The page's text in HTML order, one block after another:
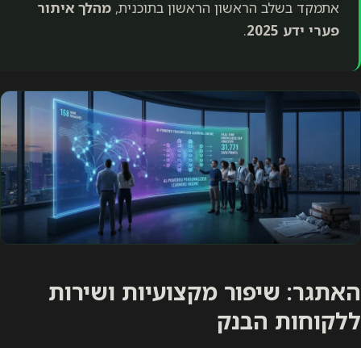
אתמקד בשלב הראשון הראשון בתוכנית, מהלך איתור
פערי ידע 2025
.
האתגר: שיפור מקצועיות ושירות
ללקוחות הבנק